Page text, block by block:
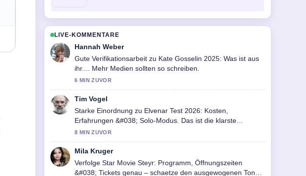
LIVE-KOMMENTARE
Hannah Weber
Gute Verifikationsarbeit zu Kate Gosselin 2025: Was ist aus
ihr.... Mehr Medien sollten so schreiben.
6 MIN ZUVOR
Tim Vogel
Starke Einordnung zu Elvenar Test 2026: Kosten,
Erfahrungen &#038; Solo-Modus. Das ist die klarste
Zusammenfassung, die ich heute gesehen habe.
8 MIN ZUVOR
Mila Kruger
Verfolge Star Movie Steyr: Programm, Öffnungszeiten
&#038; Tickets genau – schaetze den ausgewogenen Ton